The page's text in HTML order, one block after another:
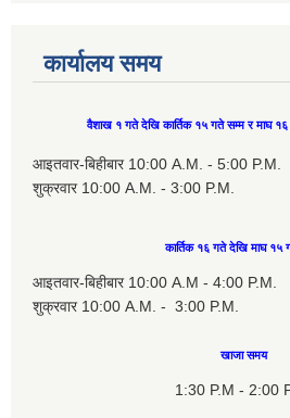
कार्यालय समय
वैशाख १ गते देखि कार्तिक १५ गते सम्म र माघ
आइतवार-बिहीबार 10:00 A.M. - 5:00 P.M.
शुक्रवार 10:00 A.M. - 3:00 P.M.
कार्तिक १६ गते देखि माघ १५
आइतवार-बिहीबार 10:00 A.M - 4:00 P.M.
शुक्रवार 10:00 A.M. - 3:00 P.M.
खाजा समय
1:30 P.M - 2:00